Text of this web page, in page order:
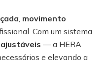
movimento
Com um sistema
— a HERA
e elevando a